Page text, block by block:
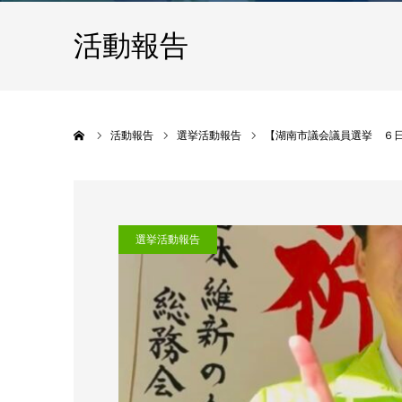
活動報告
活動報告 選挙活動報告 【湖南市議会議員選挙 ６
選挙活動報告